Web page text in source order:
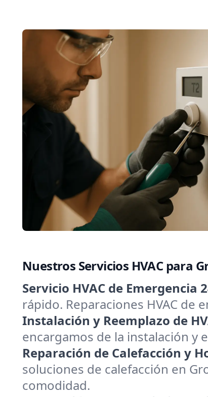
Nuestros Servicios HVAC para
Servicio HVAC de Emergencia
rápido. Reparaciones HVAC de
Instalación y Reemplazo de
encargamos de la instalación y
Reparación de Calefacción y
soluciones de calefacción en
comodidad.